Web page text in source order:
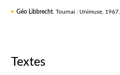
Géo Libbrecht. Tournai : Unimuse, 1967.
Textes